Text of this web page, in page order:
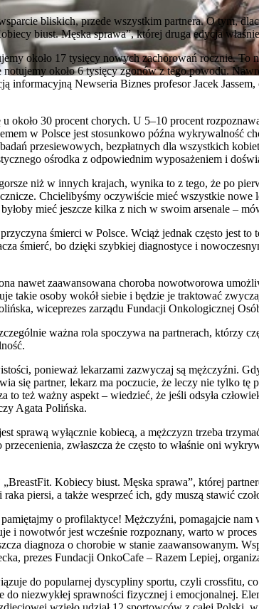
bliskich, przede wszystkim partnera. O tym,
biust. Męska sprawa”, której druga edycja
około 17 tysięcy nowych zachorowań rocznie. To
około 6 tysięcy zgonów z tego powodu.
informacyjną Newseria Biznes profesor Jacek
około 30 procent chorych. U 5–10 procent
w Polsce jest stosunkowo późna wykrywalność
przesiewowych, bezpłatnych dla wszystkich
ośrodka z odpowiednim wyposażeniem i
niż w innych krajach, wynika to z tego, że po
Chcielibyśmy oczywiście mieć wszystkie nowe
mieć jeszcze kilka z nich w swoim arsenale –
śmierci w Polsce. Wciąż jednak często jest to
śmierć, bo dzięki szybkiej diagnostyce i
nawet zaawansowana choroba nowotworowa
takie osoby wokół siebie i będzie je traktować
wiceprezes zarządu Fundacji Onkologicznej
ważna rola spoczywa na partnerach, którzy
ponieważ lekarzami zazwyczaj są mężczyźni.
się partner, lekarz ma poczucie, że leczy nie tylko tę
też ważny aspekt – wiedzieć, że jeśli odsyła
Agata Polińska.
sprawą wyłącznie kobiecą, a mężczyzn trzeba
zwłaszcza że często to właśnie oni
Kobiecy biust. Męska sprawa”, której
piersi, a także wesprzeć ich, gdy muszą stawić
o profilaktyce! Mężczyźni, pomagajcie nam
i nowotwór jest wcześnie rozpoznany, warto w proces
diagnoza o chorobie w stanie zaawansowanym.
prezes Fundacji OnkoCafe – Razem Lepiej,
do popularnej dyscypliny sportu, czyli crossfitu,
do niezwykłej sprawności fizycznej i emocjonalnej.